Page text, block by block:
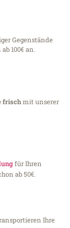
Gegenstände
100€ an.
frischmit unserer
für Ihren
ab 50€.
Ihre